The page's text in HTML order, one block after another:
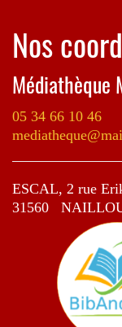
Nos
Médiathèque
05 34 66 10 46
ESCAL, 2 rue
31560